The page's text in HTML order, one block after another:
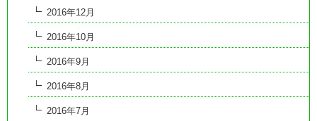
2016年12月
2016年10月
2016年9月
2016年8月
2016年7月